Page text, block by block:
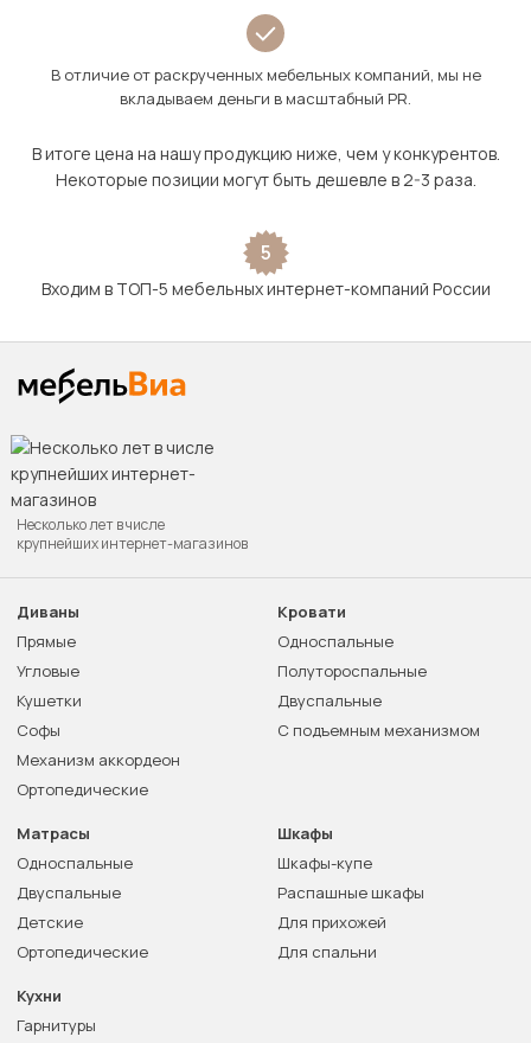
В отличие от раскрученных мебельных компаний, мы не
вкладываем деньги в масштабный PR.
В итоге цена на нашу продукцию ниже, чем у конкурентов.
Некоторые позиции могут быть дешевле в 2-3 раза.
5
Входим в ТОП-5 мебельных интернет-компаний России
Несколько лет в числе
крупнейших интернет-магазинов
Диваны
Прямые
Угловые
Кушетки
Софы
Механизм аккордеон
Ортопедические
Кровати
Односпальные
Полутороспальные
Двуспальные
С подъемным механизмом
Матрасы
Односпальные
Двуспальные
Детские
Ортопедические
Шкафы
Шкафы-купе
Распашные шкафы
Для прихожей
Для спальни
Кухни
Гарнитуры